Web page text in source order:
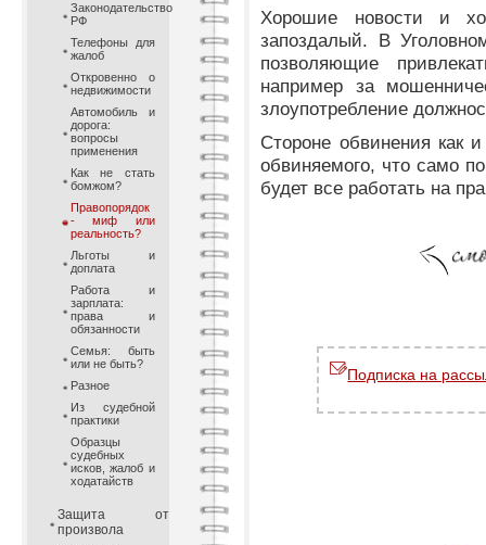
Законодательство
РФ
Телефоны для
жалоб
Откровенно о
недвижимости
Автомобиль и
дорога:
вопросы
применения
Как не стать
бомжом?
Правопорядок
- миф или
реальность?
Льготы и
доплата
Работа и
зарплата:
права и
обязанности
Семья: быть
или не быть?
Разное
Из судебной
практики
Образцы
судебных
исков, жалоб и
ходатайств
Защита от
произвола
Хорошие новости и
запоздалый. В
позволяющие
например за
злоупотребление
Стороне обвинения как
обвиняемого, что само
будет все работать на
Подписка на